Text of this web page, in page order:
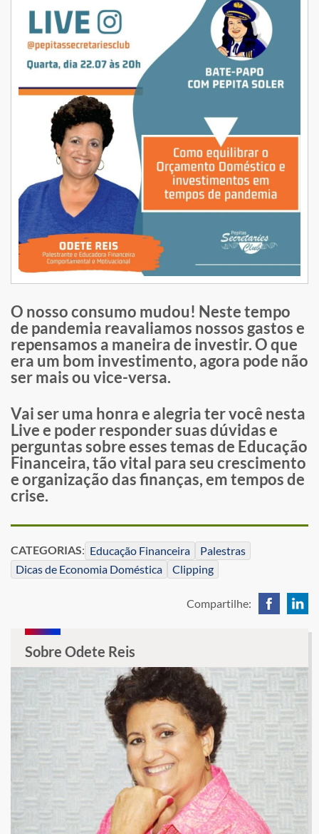
O nosso consumo mudou! Neste tempo
de pandemia reavaliamos nossos gastos e
repensamos a maneira de investir. O que
era um bom investimento, agora pode não
ser mais ou vice-versa.
Vai ser uma honra e alegria ter você nesta
Live e poder responder suas dúvidas e
perguntas sobre esses temas de Educação
Financeira, tão vital para seu crescimento
e organização das finanças, em tempos de
crise.
CATEGORIAS: Educação Financeira
Palestras
Dicas de Economia Doméstica
Clipping
Compartilhe:
Sobre Odete Reis